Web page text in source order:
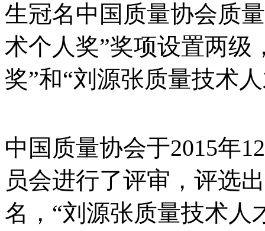
生冠名中国质量协会质
术个人奖”奖项设置两级
奖”和“刘源张质量技术
中国质量协会于2015年
员会进行了评审，评选
名，“刘源张质量技术人